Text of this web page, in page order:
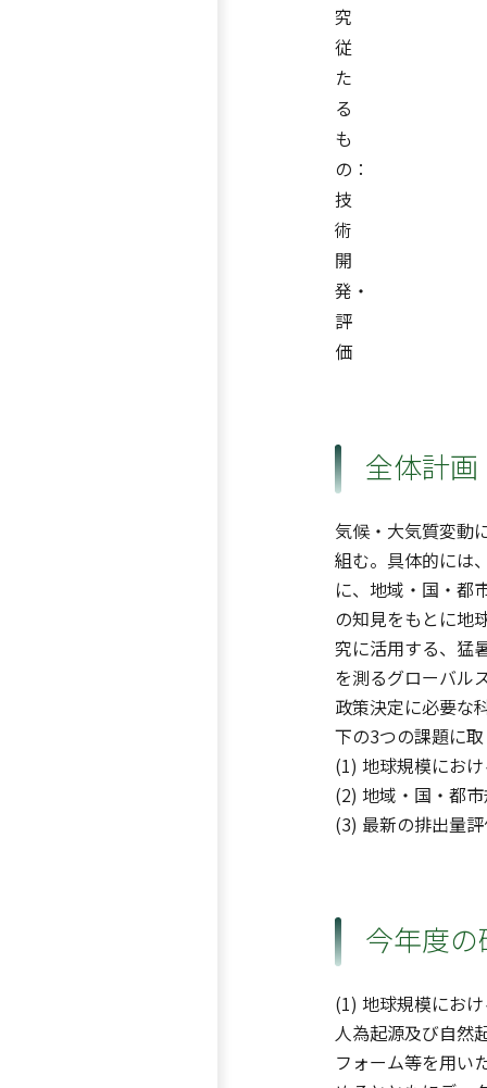
究
従
た
る
も
の：
技
術
開
発・
評
価
全体計画
気候・大気質変動
組む。具体的には
に、地域・国・都
の知見をもとに地
究に活用する、猛
を測るグローバル
政策決定に必要な
下の3つの課題に
(1) 地球規模にお
(2) 地域・国・都
(3) 最新の排出量
今年度
(1) 地球規模にお
人為起源及び自然
フォーム等を用い